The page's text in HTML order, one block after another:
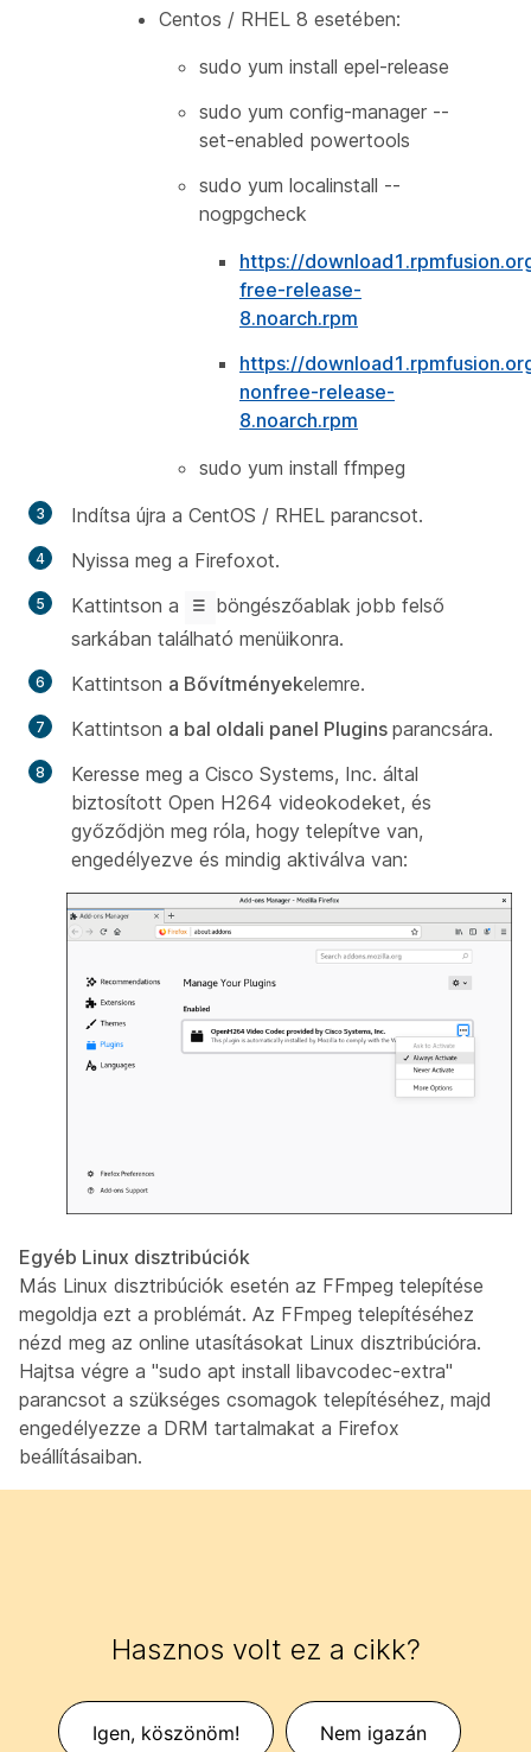
Centos / RHEL 8 esetében:
sudo yum install epel-release
sudo yum config-manager --
set-enabled powertools
sudo yum localinstall --
nogpgcheck
https://
free-release-
8.noarch.rpm
https://
nonfree-release-
8.noarch.rpm
sudo yum install ffmpeg
Indítsa újra a CentOS / RHEL parancsot.
Nyissa meg a Firefoxot.
Kattintson a
böngészőablak jobb felső
sarkában található menüikonra.
Kattintson a Bővítményekelemre.
Kattintson a bal oldali panel Plugins parancsára.
Keresse meg a Cisco Systems, Inc. által
biztosított Open H264 videokodeket, és
győződjön meg róla, hogy telepítve van,
engedélyezve és mindig aktiválva van:
Egyéb Linux disztribúciók
Más Linux disztribúciók esetén az FFmpeg telepítése
megoldja ezt a problémát. Az FFmpeg telepítéséhez
nézd meg az online utasításokat Linux disztribúcióra.
Hajtsa végre a "sudo apt install libavcodec-extra"
parancsot a szükséges csomagok telepítéséhez, majd
engedélyezze a DRM tartalmakat a Firefox
beállításaiban.
Hasznos volt ez a cikk?
Igen, köszönöm! Nem igazán